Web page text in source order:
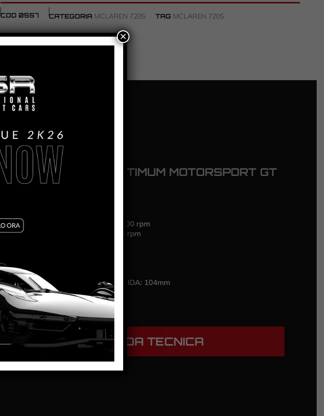
COD 0557 CATEGORIA MCLAREN 720S TAG MCLAREN 720S
PANORAMICA
MCLAREN 720S OPTIMUM MOTORSPORT GT
OPEN 2022 #72
MOTORE AW:
King 21 Evo3 – 21.400 rpm
MOTORE SW:
Shark 25K – 25.000 rpm
PASSO:84mm
DISTANZA ASSE POSTERIORE/GUIDA: 104mm
PESO CORPO: 21,1g
SCHEDA TECNICA
×